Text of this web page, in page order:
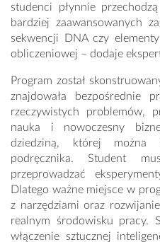
studenci płynnie
bardziej zaawansowanych
sekwencji DNA czy
obliczeniowej – dodaje
Program został
znajdowała bezpośrednie
rzeczywistych problemów,
nauka i nowoczesny
dziedziną, której można
podręcznika. Student
przeprowadzać
Dlatego ważne miejsce w
z narzędziami oraz
realnym środowisku pracy.
włączenie sztucznej